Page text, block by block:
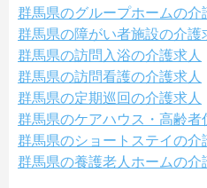
群馬県のグループホームの介
群馬県の障がい者施設の介護
群馬県の訪問入浴の介護求人
群馬県の訪問看護の介護求人
群馬県の定期巡回の介護求人
群馬県のケアハウス・高齢者
群馬県のショートステイの介
群馬県の養護老人ホームの介